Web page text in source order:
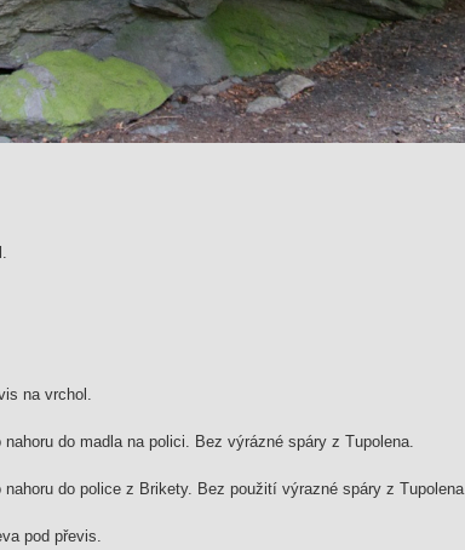
na vrchol.
do madla na polici. Bez výrázné spáry z Tupolena.
do police z Brikety. Bez použití výrazné spáry z Tupolena.
pod převis.